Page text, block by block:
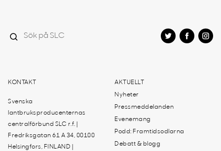
KONTAKT
Svenska
lantbruksproducenternas
centralförbund SLC r.f. |
Fredriksgatan 61 A 34, 00100
Helsingfors, FINLAND |
AKTUELLT
Nyheter
Pressmeddelanden
Evenemang
Podd: Framtidsodlarna
Debatt & blogg